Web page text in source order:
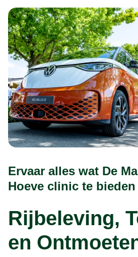
Ervaar alles wat De
Hoeve clinic te
Rijbeleving,
en